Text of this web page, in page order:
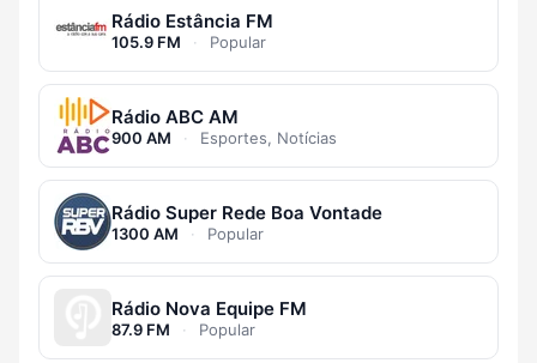
Rádio Estância FM
105.9 FM · Popular
Rádio ABC AM
900 AM · Esportes, Notícias
Rádio Super Rede Boa Vontade
1300 AM · Popular
Rádio Nova Equipe FM
87.9 FM · Popular